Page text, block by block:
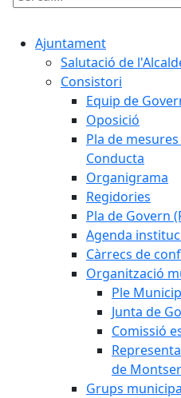
Cercar:
Ajuntament
Salutació de
Consistori
Equip de
Oposició
Pla de
Conducta
Organigrama
Regidories
Pla de Govern
Agenda
Càrrecs de
Organització
Ple
Junta de
Comissió
de
Grups